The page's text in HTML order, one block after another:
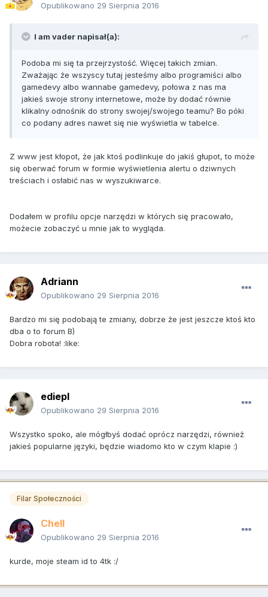
Opublikowano 29 Sierpnia 2016
I am vader napisał(a):
Podoba mi się ta przejrzystość. Więcej takich zmian.
Zważając że wszyscy tutaj jesteśmy albo programiści albo
gamedevy albo wannabe gamedevy, połowa z nas ma
jakieś swoje strony internetowe, może by dodać równie
klikalny odnośnik do strony swojej/swojego teamu? Bo póki
co podany adres nawet się nie wyświetla w tabelce.
Z www jest kłopot, że jak ktoś podlinkuje do jakiś głupot, to może
się oberwać forum w formie wyświetlenia alertu o dziwnych
treściach i osłabić nas w wyszukiwarce.
Dodałem w profilu opcje narzędzi w których się pracowało,
możecie zobaczyć u mnie jak to wygląda.
Adriann
Opublikowano 29 Sierpnia 2016
Bardzo mi się podobają te zmiany, dobrze że jest jeszcze ktoś kto
dba o to forum B)
Dobra robota! :like:
ediepl
Opublikowano 29 Sierpnia 2016
Wszystko spoko, ale mógłbyś dodać oprócz narzędzi, również
jakieś popularne języki, będzie wiadomo kto w czym klapie :)
Filar Społeczności
Chell
Opublikowano 29 Sierpnia 2016
kurde, moje steam id to 4tk :/